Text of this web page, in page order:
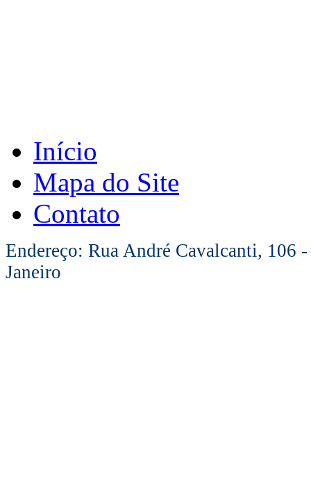
Início
Mapa do Site
Contato
Endereço: Rua André Cavalcanti, 106
Janeiro